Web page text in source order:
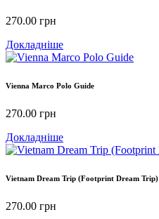
270.00 грн
Докладніше
Vienna Marco Polo Guide
270.00 грн
Докладніше
Vietnam Dream Trip (Footprint Dream Trip)
270.00 грн